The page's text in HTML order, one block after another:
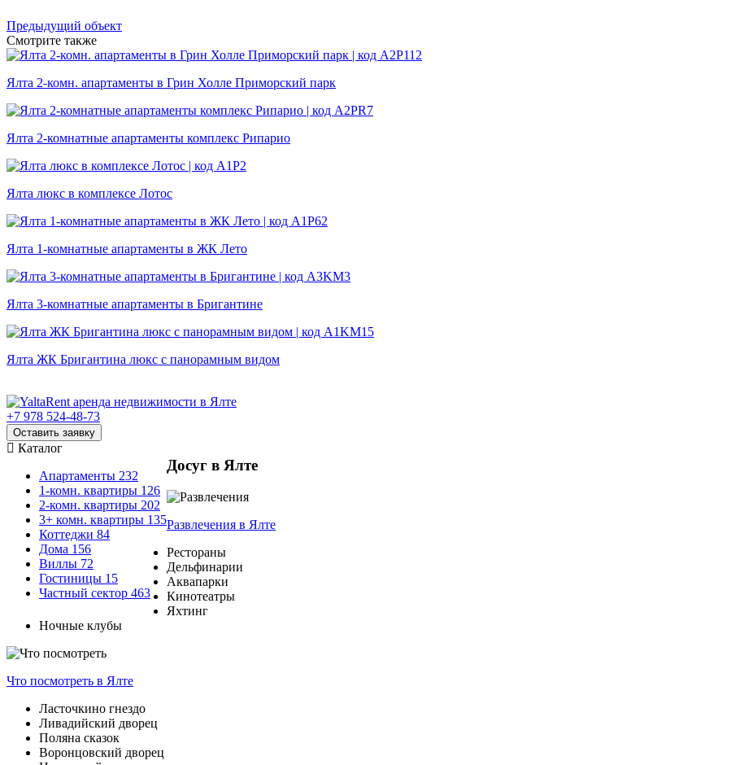
Предыдущий объект
Смотрите также
Ялта 2-комн. апартаменты в Грин Холле Приморский парк
Ялта 2-комнатные апартаменты комплекс Рипарио
Ялта люкс в комплексе Лотос
Ялта 1-комнатные апартаменты в ЖК Лето
Ялта 3-комнатные апартаменты в Бригантине
Ялта ЖК Бригантина люкс с панорамным видом
+7 978 524-48-73
Оставить заявку
Каталог
Апартаменты 232
1-комн. квартиры 126
2-комн. квартиры 202
3+ комн. квартиры 135
Коттеджи 84
Дома 156
Виллы 72
Гостиницы 15
Частный сектор 463
Досуг в Ялте
Развлечения в Ялте
Рестораны
Дельфинарии
Аквапарки
Кинотеатры
Яхтинг
Ночные клубы
Что посмотреть в Ялте
Ласточкино гнездо
Ливадийский дворец
Поляна сказок
Воронцовский дворец